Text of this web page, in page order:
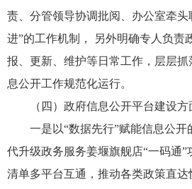
责、分管领导协调批阅、办公室牵
进”的工作机制， 另外明确专人负责
报、更新、维护等日常工作，层层
息公开工作规范化运行。
（四）政府信息公开平台建设方
一是以“数据先行”赋能信息公
代升级政务服务姜堰旗舰店“一码通
清单多平台互通，推动各类政策直